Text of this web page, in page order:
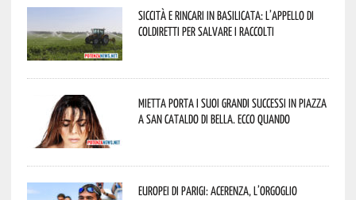
Siccità e rincari in Basilicata: l’appello di
Coldiretti per salvare i raccolti
Mietta porta i suoi grandi successi in piazza
a San Cataldo di Bella. Ecco quando
Europei di Parigi: Acerenza, l’orgoglio